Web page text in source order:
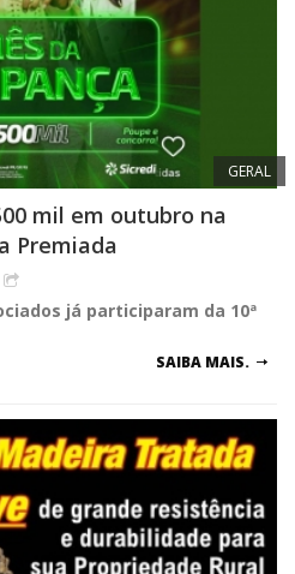
GERAL
mil em outubro na
Premiada
já participaram da 10ª
SAIBA MAIS.